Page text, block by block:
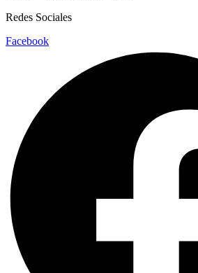
Redes Sociales
Facebook